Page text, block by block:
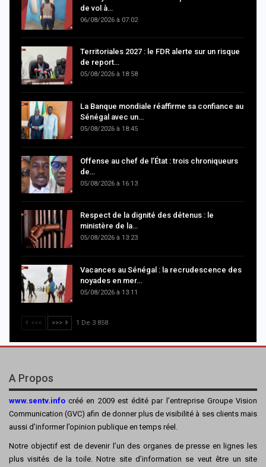
de vol à…
06/08/2026 à 07:02
Territoriales 2027 : le FDR alerte sur un risque
de report…
05/08/2026 à 18:58
La Banque mondiale réaffirme sa confiance au
Sénégal avec un…
05/08/2026 à 18:45
Offense au chef de l’État : trois chroniqueurs
de…
05/08/2026 à 16:13
Respect de la dignité des détenus : le
ministère de la…
05/08/2026 à 13:23
Vacances au Sénégal : la recrudescence des
noyades en mer…
05/08/2026 à 13:11
<<< >>> 1 De 3 858
A Propos
www.sentv.info créé en 2009 est édité par l’entreprise Groupe Vision
Communication (GVC) afin de donner plus de visibilité à ses clients mais
aussi d’informer l’opinion publique en temps réel.
Notre objectif est de devenir l’un des organes de presse en lignes les
plus visités de la toile. Notre site d’information se veut être un site